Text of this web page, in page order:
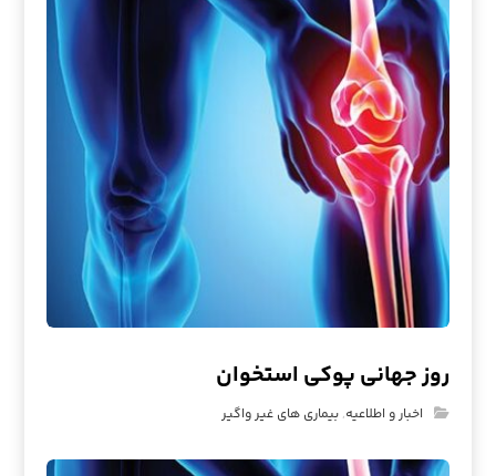
روز جهانی پوکی استخوان
اخبار و اطلاعیه,بیماری های غیر واگیر